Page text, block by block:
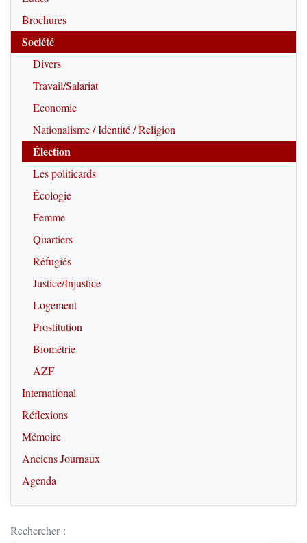
Brochures
Société
Divers
Travail/Salariat
Economie
Nationalisme / Identité / Religion
Élection
Les politicards
Écologie
Femme
Quartiers
Réfugiés
Justice/Injustice
Logement
Prostitution
Biométrie
AZF
International
Réflexions
Mémoire
Anciens Journaux
Agenda
Rechercher :